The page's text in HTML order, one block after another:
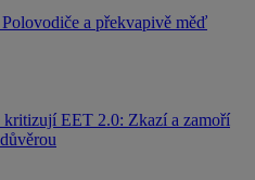
a překvapivě měď
kritizují EET 2.0: Zkazí a zamoří